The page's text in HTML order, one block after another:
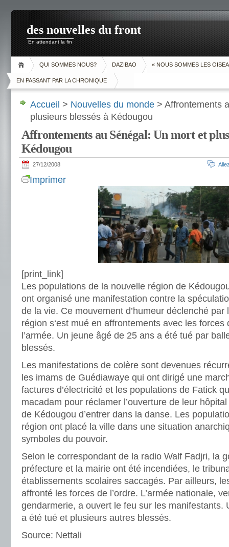
des nouvelles du front
En attendant la fin
QUI SOMMES NOUS? DAZIBAO « NOUS SOMMES LES
EN PASSANT PAR LA CHRONIQUE
Accueil > Nouvelles du monde > Affrontements
plusieurs blessés à Kédougou
Affrontements au Sénégal: Un mort et
Kédougou
27/12/2008
Imprimer
[print_link]
Les populations de la nouvelle région de
ont organisé une manifestation contre la
de la vie. Ce mouvement d’humeur déclenché par
région s‘est mué en affrontements avec les forces
l’armée. Un jeune âgé de 25 ans a été tué par
blessés.
Les manifestations de colère sont devenues
les imams de Guédiawaye qui ont dirigé une
factures d’électricité et les populations de Fatick
macadam pour réclamer l’ouverture de leur
de Kédougou d’entrer dans la danse. Les
région ont placé la ville dans une situation
symboles du pouvoir.
Selon le correspondant de la radio Walf Fadjri, la
préfecture et la mairie ont été incendiées, le
établissements scolaires saccagés. Par ailleurs,
affronté les forces de l’ordre. L’armée nationale,
gendarmerie, a ouvert le feu sur les manifestants.
a été tué et plusieurs autres blessés.
Source: Nettali